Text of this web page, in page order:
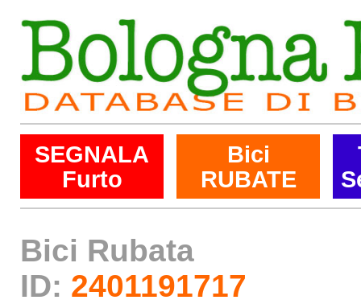
SEGNALA
Furto
Bici
RUBATE
Bici Rubata
ID: 2401191717